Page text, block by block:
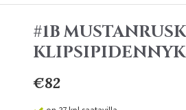
#1B
€82